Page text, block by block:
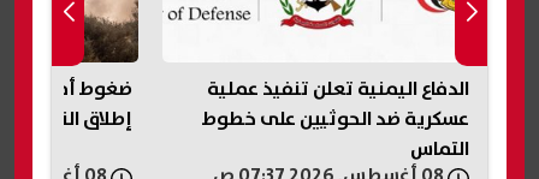
الدفاع اليمنية تعلن تنفيذ عملية
عسكرية ضد الحوثيين على خطوط
التماس
ضغوط أمريكية
إطلاق النار